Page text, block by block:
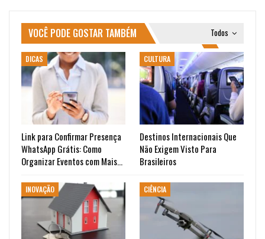
Todos
VOCÊ PODE GOSTAR TAMBÉM
DICAS
Link para Confirmar Presença
WhatsApp Grátis: Como
Organizar Eventos com Mais…
CULTURA
Destinos Internacionais Que
Não Exigem Visto Para
Brasileiros
INOVAÇÃO CIÊNCIA